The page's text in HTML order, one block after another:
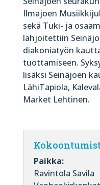
Ilmajoen
sekä Tuki- ja
lahjoitettiin
diakoniatyön
tuottamiseen.
lisäksi Seinäjoen
LähiTapiola,
Market Lehtinen.
Paikka:
Ravintola Savila